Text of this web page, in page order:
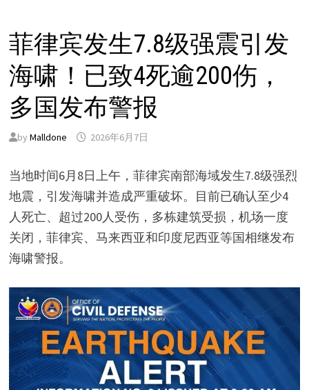
菲律宾发生7.8级强震引发
海啸！已致4死逾200伤，
多国发布警报
by Malldone 2026年6月7日
当地时间6月8日上午，菲律宾南部海域发生7.8级强烈
地震，引发海啸并造成严重破坏。目前已确认至少4
人死亡、超过200人受伤，多栋建筑受损，机场一度
关闭，菲律宾、马来西亚和印度尼西亚等国相继发布
海啸警报。